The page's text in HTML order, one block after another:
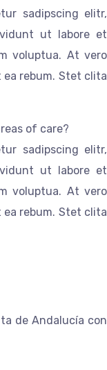
sadipscing elitr,
ut labore et
voluptua. At vero
rebum. Stet clita
of care?
sadipscing elitr,
ut labore et
voluptua. At vero
rebum. Stet clita
de Andalucía con